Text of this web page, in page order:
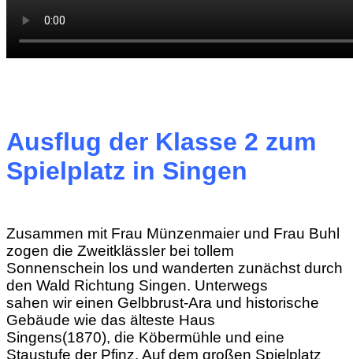
Ausflug der Klasse 2 zum
Spielplatz in Singen
Zusammen mit Frau Münzenmaier und Frau Buhl
zogen die Zweitklässler bei tollem
Sonnenschein los und wanderten zunächst durch
den Wald Richtung Singen. Unterwegs
sahen wir einen Gelbbrust-Ara und historische
Gebäude wie das älteste Haus
Singens(1870), die Köbermühle und eine
Staustufe der Pfinz. Auf dem großen Spielplatz